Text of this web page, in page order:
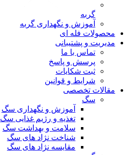
گربه
آموزش و نگهداری گربه
محصولات فله ای
مدیریت و پشتیبانی
تماس با ما
پرسش و پاسخ
ثبت شکایات
شرایط و قوانین
مقالات تخصصی
سگ
آموزش و نگهداری سگ
تغذیه و رژیم غذایی سگ
سلامت و بهداشت سگ
شناخت نژاد های سگ
مقایسه نژاد های سگ